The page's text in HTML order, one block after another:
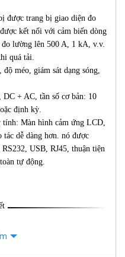
được trang bị giao diện đo
kết nối với cảm biến dòng
lường lên 500 A, 1 kA, v.v.
quá tải.
méo, giám sát dạng sóng,
+ AC, tần số cơ bản: 10
định kỳ.
Màn hình cảm ứng LCD,
dễ dàng hơn. nó được
USB, RJ45, thuận tiện
tự động.